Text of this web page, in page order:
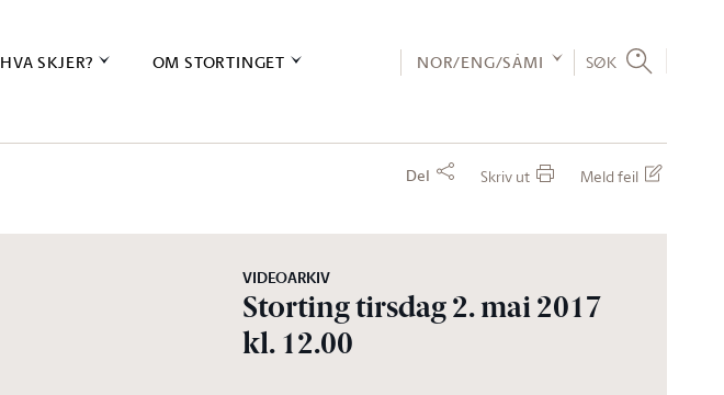
HVA SKJER? OM STORTINGET NOR/ENG/SÁMI SØK
Del Skriv ut Meld feil
VIDEOARKIV
Storting tirsdag 2. mai 2017
kl. 12.00